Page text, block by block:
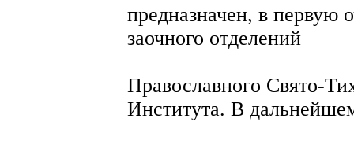
предназначен, в первую
заочного отделений
Православного Свято-
Института. В